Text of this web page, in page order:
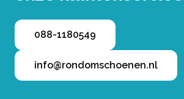
088-1180549
info@rondomschoenen.nl